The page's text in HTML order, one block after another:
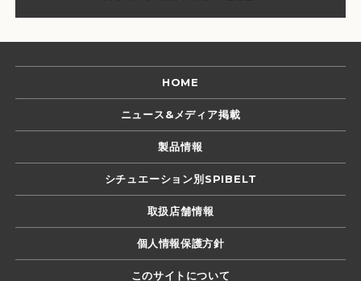
HOME
ニュース&メディア掲載
製品情報
シチュエーション別SPIBELT
取扱店舗情報
個人情報保護方針
このサイトについて